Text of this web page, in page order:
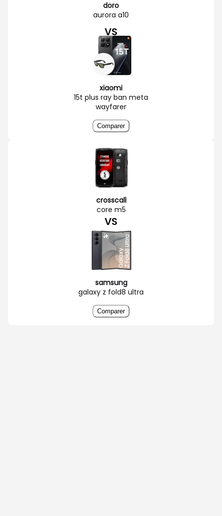
doro
aurora a10
VS
xiaomi
15t plus ray ban meta
wayfarer
Comparer
crosscall
core m5
VS
samsung
galaxy z fold8 ultra
Comparer